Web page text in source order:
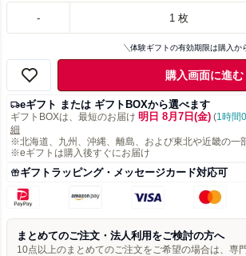
- 1 枚
体験ギフトの有効期限は購入か
購入画面に進む
eギフト または ギフトBOXから選べます
ギフトBOXは、最短のお届け 明日 8月7日(金) (1時間
細
※北海道、九州、沖縄、離島、および東北や近畿の一
※eギフトは購入後すぐにお届け
ギフトラッピング・メッセージカード対応可
まとめてのご注文・法人利用をご検討の方へ
10点以上のまとめてのご注文をご希望の場合は、専